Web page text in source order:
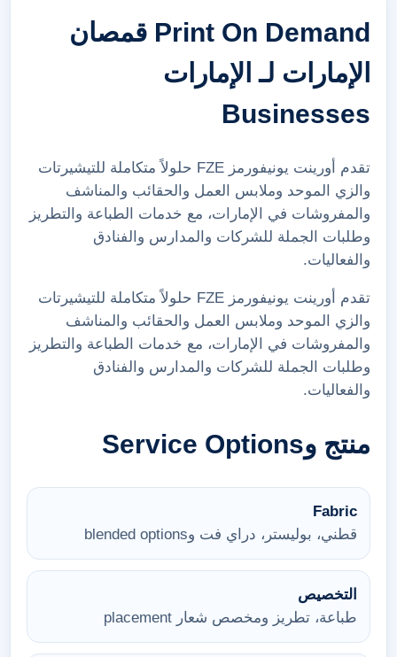
Print On Demand قمصان
الإمارات لـ الإمارات
Businesses
تقدم أورينت يونيفورمز FZE حلولاً متكاملة للتيشيرتات
والزي الموحد وملابس العمل والحقائب والمناشف
والمفروشات في الإمارات، مع خدمات الطباعة والتطريز
وطلبات الجملة للشركات والمدارس والفنادق
والفعاليات.
تقدم أورينت يونيفورمز FZE حلولاً متكاملة للتيشيرتات
والزي الموحد وملابس العمل والحقائب والمناشف
والمفروشات في الإمارات، مع خدمات الطباعة والتطريز
وطلبات الجملة للشركات والمدارس والفنادق
والفعاليات.
منتج وService Options
Fabric
قطني، بوليستر، دراي فت وblended options
التخصيص
طباعة، تطريز ومخصص شعار placement